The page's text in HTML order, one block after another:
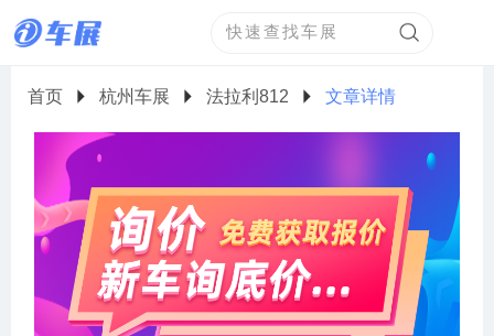
首页 杭州车展 法拉利812 文章详情